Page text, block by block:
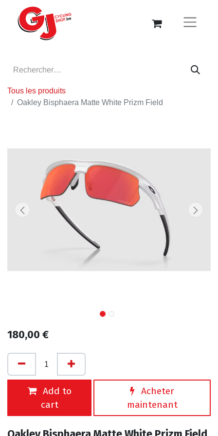
Tous les produits
Oakley Bisphaera Matte White Prizm Field
180,00 €
Add to
cart
Acheter
maintenant